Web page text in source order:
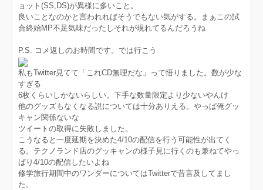
ョット(SS,DS)が異様に多いこと。
良いことなのかと言われればそうでもない気がする。まぁこの試
合終始MP不足気味だったしそれが現れてるんだろうね
P.S. コメ返しのお時間です。では行こう
私もTwitter見てて「これCD無理だな」って悟りました。数が少な
すぎる
6枚くらいしかないらしい。下手な数量限定より少ないやんけ
他のグッズもなくなる説については十分ありえる。やっぱ俺グッ
キャン関係ないな
ツイートの取得に失敗しました。
こうなると一度延期を決めた4/10の配信を行う可能性が出てく
る。テクノランド店のグッキャンの様子見に行くのも兼ねてやっ
ぱり4/10の配信したいよね
修学旅行期間中のワンダーについてはTwitterで昔言及してまし
た。